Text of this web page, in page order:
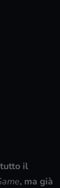
il
, ma già